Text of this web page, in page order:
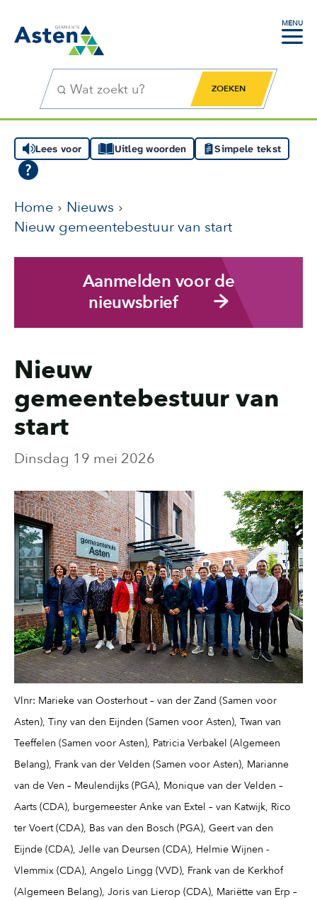
MENU
Zoekfunctie Zoekknop
Lees voor Uitleg woorden Simpele tekst
Home
Nieuws
Nieuw gemeentebestuur van start
Aanmelden voor de
nieuwsbrief
Nieuw
gemeentebestuur van
start
Dinsdag 19 mei 2026
Vlnr: Marieke van Oosterhout – van der Zand (Samen voor
Asten), Tiny van den Eijnden (Samen voor Asten), Twan van
Teeffelen (Samen voor Asten), Patricia Verbakel (Algemeen
Belang), Frank van der Velden (Samen voor Asten), Marianne
van de Ven – Meulendijks (PGA), Monique van der Velden –
Aarts (CDA), burgemeester Anke van Extel – van Katwijk, Rico
ter Voert (CDA), Bas van den Bosch (PGA), Geert van den
Eijnde (CDA), Jelle van Deursen (CDA), Helmie Wijnen -
Vlemmix (CDA), Angelo Lingg (VVD), Frank van de Kerkhof
(Algemeen Belang), Joris van Lierop (CDA), Mariëtte van Erp –